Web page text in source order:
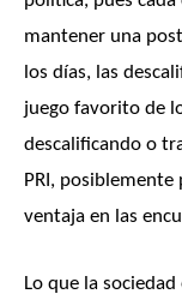
mantener una
los días, las
juego favorito de
descalificando o
PRI,
ventaja en las
Lo que la